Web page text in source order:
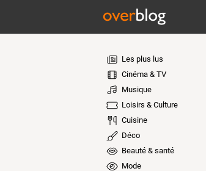
Les plus lus
Cinéma & TV
Musique
Loisirs & Culture
Cuisine
Déco
Beauté & santé
Mode